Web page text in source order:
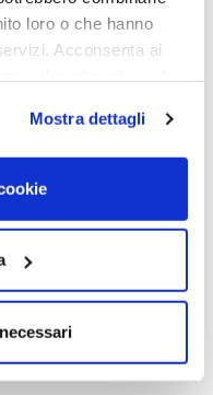
loro o che hanno
Acconsenta ai
Mostra dettagli
OCCHIALI DA VISTA
Occhiale da vista Gucci
GG0923O-001 nero
€ 185,00€